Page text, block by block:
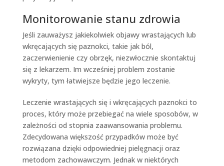
Monitorowanie stanu zdrowia
Jeśli zauważysz jakiekolwiek objawy wrastających lub
wkręcających się paznokci, takie jak ból,
zaczerwienienie czy obrzęk, niezwłocznie skontaktuj
się z lekarzem. Im wcześniej problem zostanie
wykryty, tym łatwiejsze będzie jego leczenie.
Leczenie wrastających się i wkręcających paznokci to
proces, który może przebiegać na wiele sposobów, w
zależności od stopnia zaawansowania problemu.
Zdecydowana większość przypadków może być
rozwiązana dzięki odpowiedniej pielęgnacji oraz
metodom zachowawczym. Jednak w niektórych